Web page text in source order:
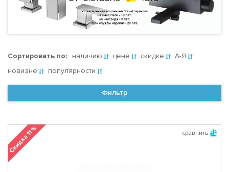
Сортировать по: наличию цене скидке
А-Я
новизне
популярности
Фильтр
сравнить
Скидка 11 %